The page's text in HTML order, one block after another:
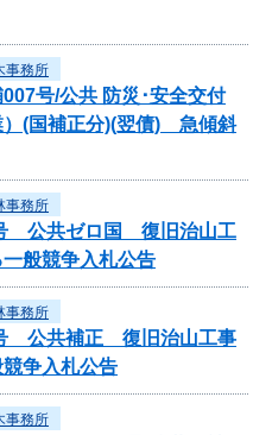
事務所
号/公共 防災･安全交付
）(国補正分)(翌債) 急傾斜
事務所
公共ゼロ国 復旧治山工
般競争入札公告
事務所
公共補正 復旧治山工事
競争入札公告
事務所